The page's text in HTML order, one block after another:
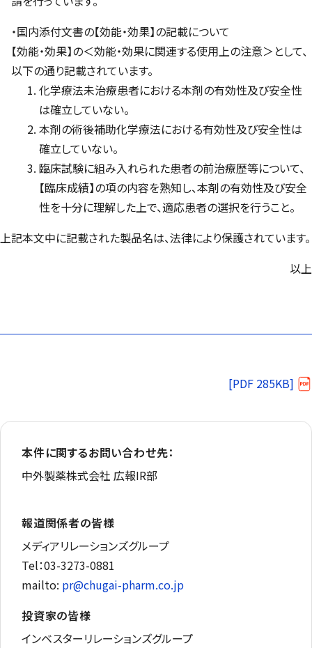
・国内添付文書の【効能・効果】の記載について
【効能・効果】の＜効能・効果に関連する使用上の注意＞として、
以下の通り記載されています。
化学療法未治療患者における本剤の有効性及び安全性
は確立していない。
本剤の術後補助化学療法における有効性及び安全性は
確立していない。
臨床試験に組み入れられた患者の前治療歴等について、
【臨床成績】の項の内容を熟知し、本剤の有効性及び安全
性を十分に理解した上で、適応患者の選択を行うこと。
上記本文中に記載された製品名は、法律により保護されています。
以上
[PDF 285KB]
本件に関するお問い合わせ先：
中外製薬株式会社 広報IR部
報道関係者の皆様
メディアリレーションズグループ
Tel：03-3273-0881
mailto: pr@chugai-pharm.co.jp
投資家の皆様
インベスターリレーションズグループ